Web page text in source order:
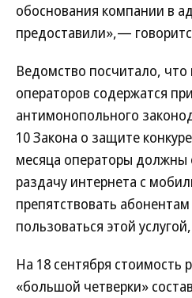
обоснования компании в
предоставили»,—
Ведомство посчитало, что
операторов содержатся
антимонопольного
10 Закона о защите
месяца операторы должны
раздачу интернета с
препятствовать
пользоваться этой
На 18 сентября стоимость
«большой четверки»